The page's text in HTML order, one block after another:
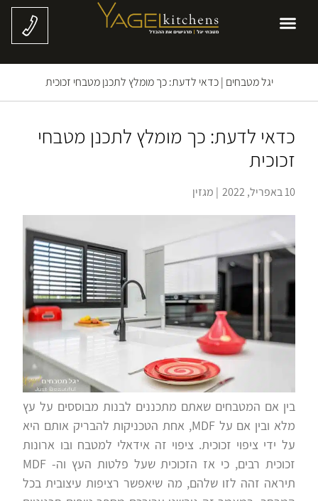
יגל מטבחים |כדאי לדעת: כך מומלץ לתכנן מטבחי זכוכית
כדאי לדעת: כך מומלץ לתכנן מטבחי
זכוכית
10 באפריל, 2022 | מגזין
בין אם המטבחים שאתם מתכננים לבנות מבוססים על עץ
מלא ובין אם על MDF, אחת הטכניקות להבריק אותם היא
על ידי ציפוי זכוכית. ציפוי זה אידאלי למטבח ובו ארונות
זכוכית רבים, כי אז הזכוכית שעל פלטות העץ וה- MDF
תיראה זהה לזו שלהם, מה שיאפשר רציפות עיצובית בכל